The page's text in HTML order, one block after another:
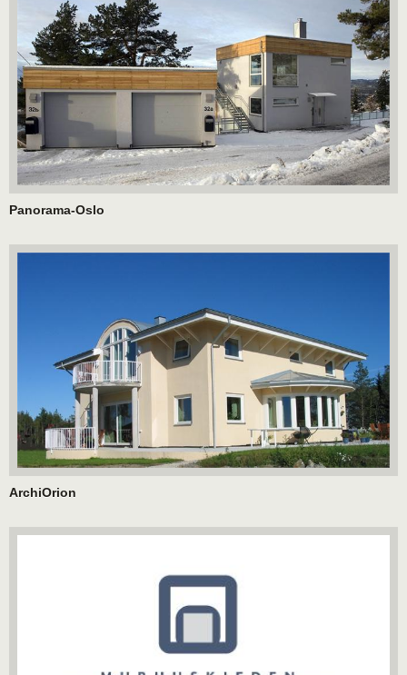
Panorama-Oslo
ArchiOrion